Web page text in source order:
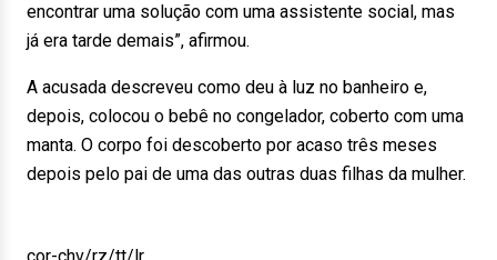
encontrar uma solução com uma assistente social, mas
já era tarde demais”, afirmou.
A acusada descreveu como deu à luz no banheiro e,
depois, colocou o bebê no congelador, coberto com uma
manta. O corpo foi descoberto por acaso três meses
depois pelo pai de uma das outras duas filhas da mulher.